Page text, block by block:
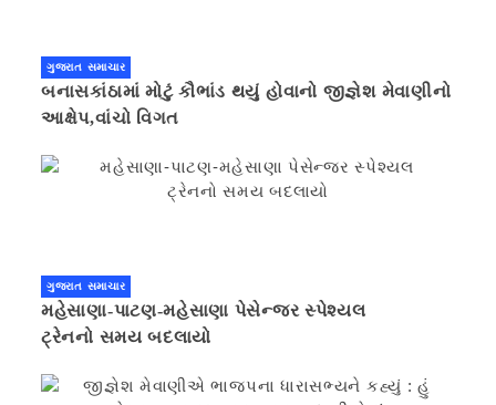
ગુજરાત સમાચાર
બનાસકાંઠામાં મોટું કૌભાંડ થયું હોવાનો જીજ્ઞેશ મેવાણીનો
આક્ષેપ,વાંચો વિગત
ગુજરાત સમાચાર
મહેસાણા-પાટણ-મહેસાણા પેસેન્જર સ્પેશ્યલ
ટ્રેનનો સમય બદલાયો